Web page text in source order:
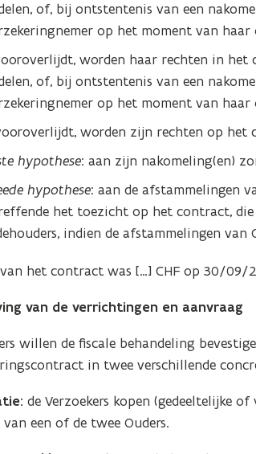
of, bij ontstentenis van een
op het moment van haar
worden haar rechten in het
of, bij ontstentenis van een
op het moment van haar
worden zijn rechten op het
hypothese: aan zijn nakomeling(en)
hypothese: aan de afstammelingen
het toezicht op het contract,
indien de afstammelingen van
het contract was […] CHF op 30/09/
van de verrichtingen en aanvraag
willen de fiscale behandeling
in twee verschillende
de Verzoekers kopen (gedeeltelijke
een of de twee Ouders.